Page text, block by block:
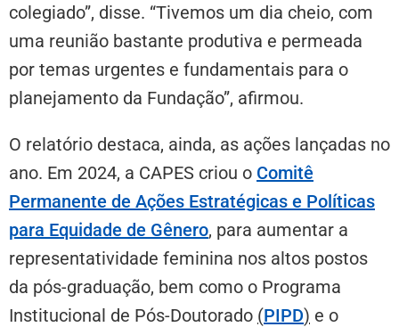
colegiado”, disse. “Tivemos um dia cheio, com
uma reunião bastante produtiva e permeada
por temas urgentes e fundamentais para o
planejamento da Fundação”, afirmou.
O relatório destaca, ainda, as ações lançadas no
ano. Em 2024, a CAPES criou o Comitê
Permanente de Ações Estratégicas e Políticas
para Equidade de Gênero, para aumentar a
representatividade feminina nos altos postos
da pós-graduação, bem como o Programa
Institucional de Pós-Doutorado (PIPD) e o